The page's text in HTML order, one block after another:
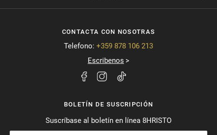
CONTACTA CON NOSOTRAS
Telefono: +359 878 106 213
Escribenos
BOLETÍN DE SUSCRIPCIÓN
Suscríbase al boletín en línea 8HRISTO